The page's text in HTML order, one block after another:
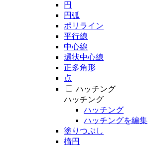
円
円弧
ポリライン
平行線
中心線
環状中心線
正多角形
点
ハッチング
ハッチング
ハッチング
ハッチングを編集
塗りつぶし
楕円